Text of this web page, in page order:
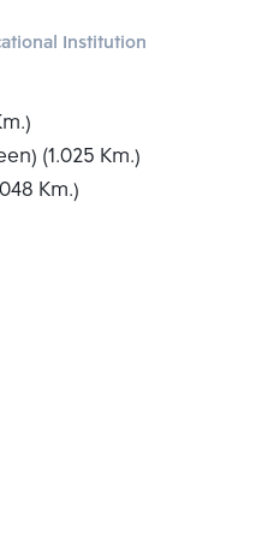
Institution
(1.025 Km.)
Km.)